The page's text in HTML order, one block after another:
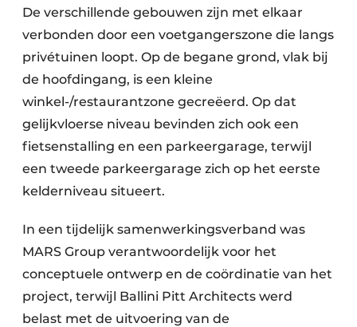
De verschillende gebouwen zijn met elkaar
verbonden door een voetgangerszone die langs
privétuinen loopt. Op de begane grond, vlak bij
de hoofdingang, is een kleine
winkel-/restaurantzone gecreëerd. Op dat
gelijkvloerse niveau bevinden zich ook een
fietsenstalling en een parkeergarage, terwijl
een tweede parkeergarage zich op het eerste
kelderniveau situeert.
In een tijdelijk samenwerkingsverband was
MARS Group verantwoordelijk voor het
conceptuele ontwerp en de coördinatie van het
project, terwijl Ballini Pitt Architects werd
belast met de uitvoering van de